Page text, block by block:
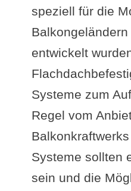
speziell für die
entwickelt
Systeme zum
Regel vom
Systeme sollten
sein und die